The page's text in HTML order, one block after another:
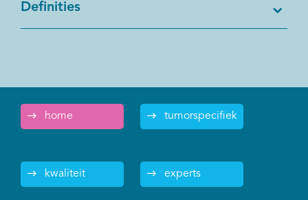
Definities
home tumorspecifiek
kwaliteit experts